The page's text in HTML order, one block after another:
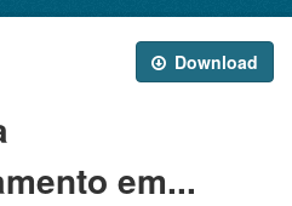
Download
em...